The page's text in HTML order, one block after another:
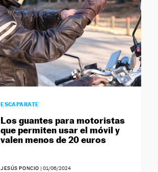
ESCAPARATE
Los guantes para motoristas
que permiten usar el móvil y
valen menos de 20 euros
JESÚS PONCIO | 01/06/2024